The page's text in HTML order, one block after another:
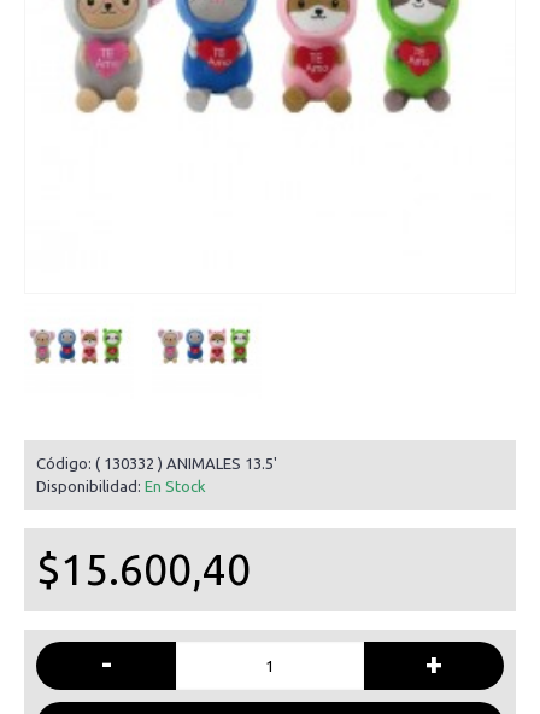
Código: ( 130332 ) ANIMALES 13.5'
Disponibilidad: En Stock
$15.600,40
- +